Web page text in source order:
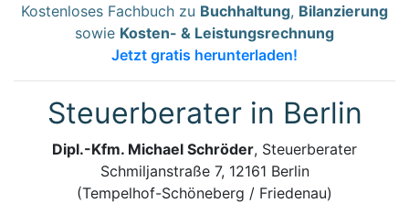
Kostenloses Fachbuch zu Buchhaltung, Bilanzierung
sowie Kosten- & Leistungsrechnung
Jetzt gratis herunterladen!
Steuerberater in Berlin
Dipl.-Kfm. Michael Schröder, Steuerberater
Schmiljanstraße 7, 12161 Berlin
(Tempelhof-Schöneberg / Friedenau)